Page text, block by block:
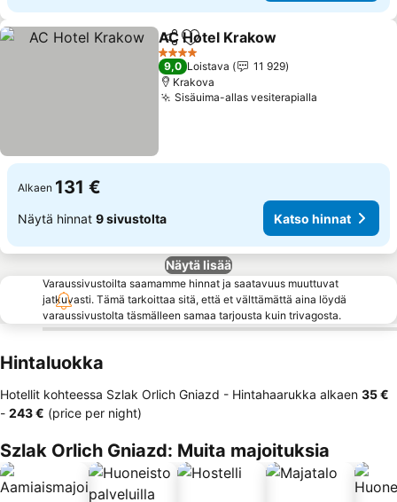
Jaa Lisää suosikkeihin
AC Hotel Krakow
4 Tähtiluokitus
9,0 Loistava
11 929
Krakova
Sisäuima-allas vesiterapialla
Alkaen 131 €
Näytä hinnat 9 sivustolta Katso hinnat
Näytä lisää
Varaussivustoilta saamamme hinnat ja saatavuus muuttuvat
jatkuvasti. Tämä tarkoittaa sitä, että et välttämättä aina löydä
varaussivustolta täsmälleen samaa tarjousta kuin trivagosta.
Hintaluokka
Hotellit kohteessa Szlak Orlich Gniazd - Hintahaarukka alkaen ‎35 €
- ‎243 € (price per night)
Szlak Orlich Gniazd: Muita majoituksia